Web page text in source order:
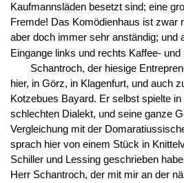
Kaufmannsläden besetzt sind; eine
Fremde! Das Komödienhaus ist zwar
aber doch immer sehr anständig; und
Eingange links und rechts Kaffee- und
Schantroch, der hiesige
hier, in Görz, in Klagenfurt, und auch
Kotzebues Bayard. Er selbst spielte
schlechten Dialekt, und seine ganze
Vergleichung mit der
sprach hier von einem Stück in
Schiller und Lessing geschrieben
Herr Schantroch, der mit mir an der